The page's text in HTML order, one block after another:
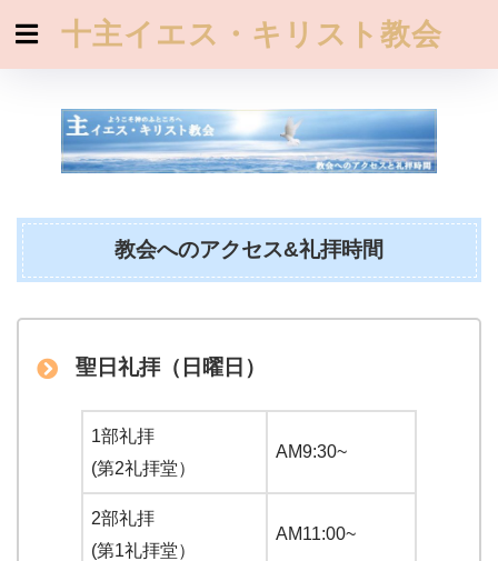
十主イエス・キリスト教会
教会へのアクセス&礼拝時間
聖日礼拝（日曜日）
1部礼拝
(第2礼拝堂）
AM9:30~
2部礼拝
(第1礼拝堂）
AM11:00~